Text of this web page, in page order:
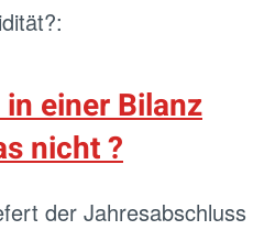
einer Bilanz
nicht ?
der Jahresabschluss